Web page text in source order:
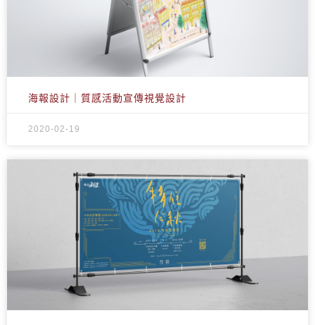
海報設計｜質感活動宣傳視覺設計
2020-02-19